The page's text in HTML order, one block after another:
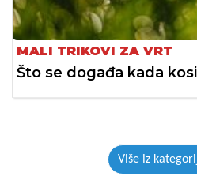
MALI TRIKOVI ZA VRT
Što se događa kada
Više iz